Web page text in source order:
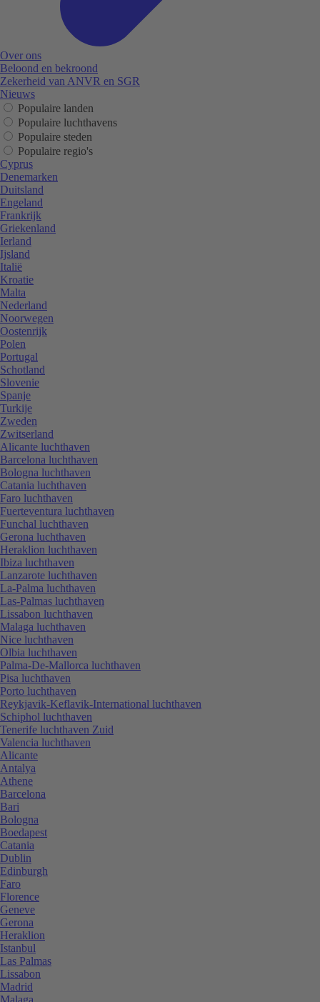
Over ons
Beloond en bekroond
Zekerheid van ANVR en SGR
Nieuws
Populaire landen
Populaire luchthavens
Populaire steden
Populaire regio's
Cyprus
Denemarken
Duitsland
Engeland
Frankrijk
Griekenland
Ierland
Ijsland
Italië
Kroatie
Malta
Nederland
Noorwegen
Oostenrijk
Polen
Portugal
Schotland
Slovenie
Spanje
Turkije
Zweden
Zwitserland
Alicante luchthaven
Barcelona luchthaven
Bologna luchthaven
Catania luchthaven
Faro luchthaven
Fuerteventura luchthaven
Funchal luchthaven
Gerona luchthaven
Heraklion luchthaven
Ibiza luchthaven
Lanzarote luchthaven
La-Palma luchthaven
Las-Palmas luchthaven
Lissabon luchthaven
Malaga luchthaven
Nice luchthaven
Olbia luchthaven
Palma-De-Mallorca luchthaven
Pisa luchthaven
Porto luchthaven
Reykjavik-Keflavik-International luchthaven
Schiphol luchthaven
Tenerife luchthaven Zuid
Valencia luchthaven
Alicante
Antalya
Athene
Barcelona
Bari
Bologna
Boedapest
Catania
Dublin
Edinburgh
Faro
Florence
Geneve
Gerona
Heraklion
Istanbul
Las Palmas
Lissabon
Madrid
Malaga